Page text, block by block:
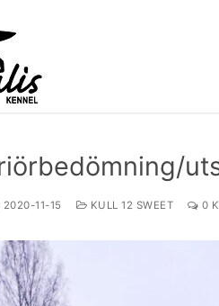
2020-11-15 KULL 12 SWEET 0